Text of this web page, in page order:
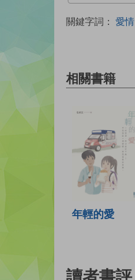
關鍵字詞： 愛情
相關書籍
年輕的愛